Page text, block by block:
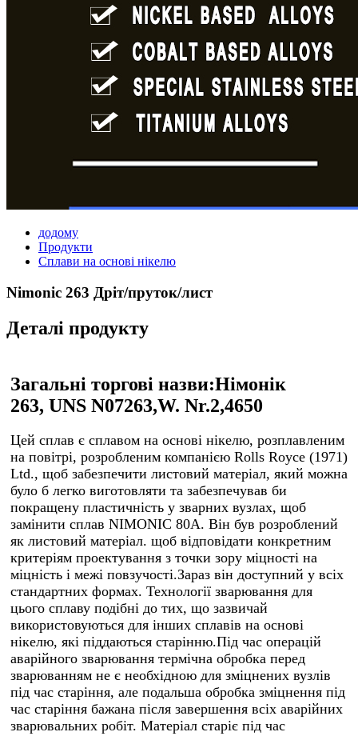
додому
Продукти
Сплави на основі нікелю
Nimonic 263 Дріт/пруток/лист
Деталі продукту
Загальні торгові назви:Німонік
263, UNS N07263,W. Nr.2,4650
Цей сплав є сплавом на основі нікелю, розплавленим
на повітрі, розробленим компанією Rolls Royce (1971)
Ltd., щоб забезпечити листовий матеріал, який можна
було б легко виготовляти та забезпечував би
покращену пластичність у зварних вузлах, щоб
замінити сплав NIMONIC 80A. Він був розроблений
як листовий матеріал. щоб відповідати конкретним
критеріям проектування з точки зору міцності на
міцність і межі повзучості.Зараз він доступний у всіх
стандартних формах. Технології зварювання для
цього сплаву подібні до тих, що зазвичай
використовуються для інших сплавів на основі
нікелю, які піддаються старінню.Під час операцій
аварійного зварювання термічна обробка перед
зварюванням не є необхідною для зміцнених вузлів
під час старіння, але подальша обробка зміцнення під
час старіння бажана після завершення всіх аварійних
зварювальних робіт. Матеріал старіє під час